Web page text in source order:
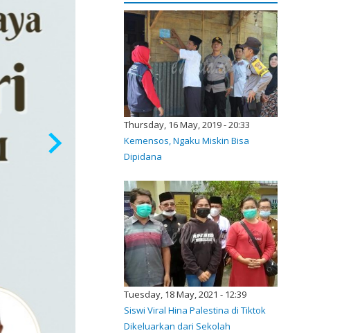
Thursday, 16 May, 2019 - 20:33
Kemensos, Ngaku Miskin Bisa
Dipidana
Tuesday, 18 May, 2021 - 12:39
Siswi Viral Hina Palestina di Tiktok
Dikeluarkan dari Sekolah